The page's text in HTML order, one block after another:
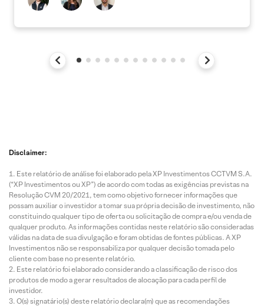
Disclaimer:
Este relatório de análise foi elaborado pela XP Investimentos CCTVM S.A.
(“XP Investimentos ou XP”) de acordo com todas as exigências previstas na
Resolução CVM 20/2021, tem como objetivo fornecer informações que
possam auxiliar o investidor a tomar sua própria decisão de investimento, não
constituindo qualquer tipo de oferta ou solicitação de compra e/ou venda de
qualquer produto. As informações contidas neste relatório são consideradas
válidas na data de sua divulgação e foram obtidas de fontes públicas. A XP
Investimentos não se responsabiliza por qualquer decisão tomada pelo
cliente com base no presente relatório.
Este relatório foi elaborado considerando a classificação de risco dos
produtos de modo a gerar resultados de alocação para cada perfil de
investidor.
O(s) signatário(s) deste relatório declara(m) que as recomendações